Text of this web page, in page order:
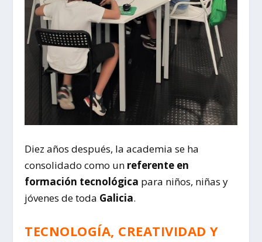
Diez años después, la academia se ha
consolidado como un referente en
formación tecnológica para niños, niñas y
jóvenes de toda Galicia.
TECNOLOGÍA, CREATIVIDAD Y